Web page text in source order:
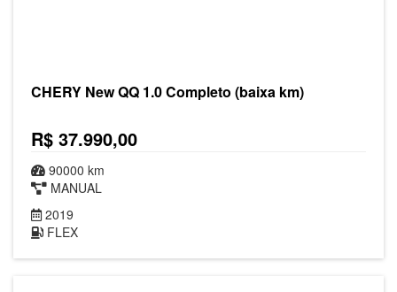
CHERY New QQ 1.0 Completo (baixa km)
R$ 37.990,00
90000 km
MANUAL
2019
FLEX